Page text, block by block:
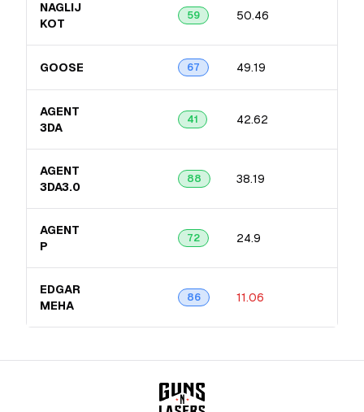
NAGLIJ
KOT
59 50.46
GOOSE 67 49.19
AGENT
3DA
41 42.62
AGENT
3DA3.0
88 38.19
AGENT
P
72 24.9
EDGAR
MEHA
86 11.06